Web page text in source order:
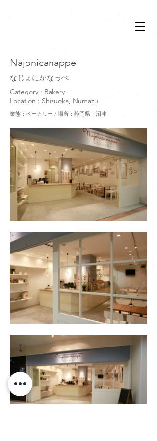
​Najonicanappe
なじょにかなっぺ
Category : Bakery
Location : Shizuoka, Numazu
業態：ベーカリー / 場所：静岡県・沼津